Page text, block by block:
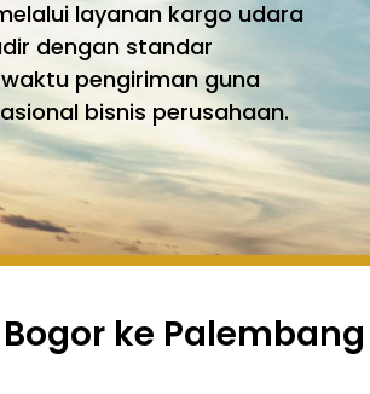
layanan kargo udara
dengan standar
pengiriman guna
bisnis perusahaan.
ke